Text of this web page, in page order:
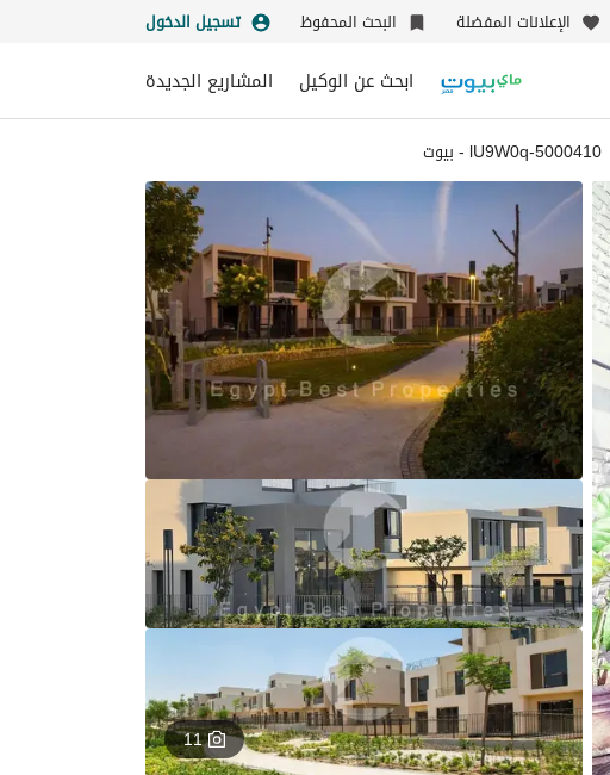
الإعلانات المفضلة البحث المحفوظ تسجيل الدخول
ابحث عن الوكيل المشاريع الجديدة
5000410-lU9W0q - بيوت
11